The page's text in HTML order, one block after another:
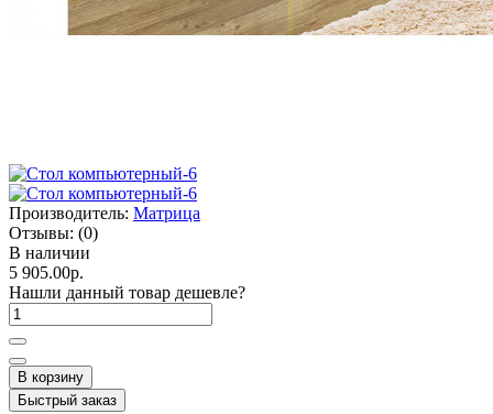
Производитель: Матрица
Отзывы: (0)
В наличии
5 905.00р.
Нашли данный товар дешевле?
В корзину
Быстрый заказ